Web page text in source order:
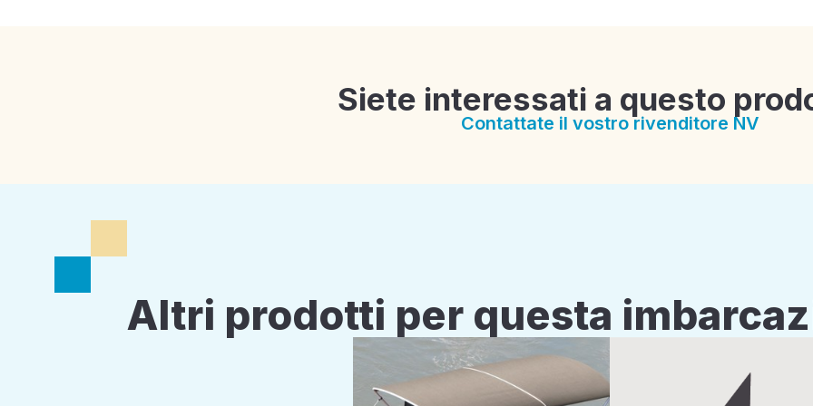
Siete interessati a questo
Contattate il vostro rivenditore NV
Altri prodotti per questa